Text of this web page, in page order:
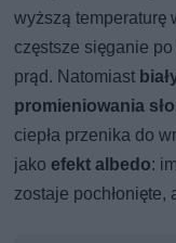
wyższą temperaturę
częstsze sięganie
prąd. Natomiast
promieniowania
ciepła przenika do
jako efekt albedo:
zostaje